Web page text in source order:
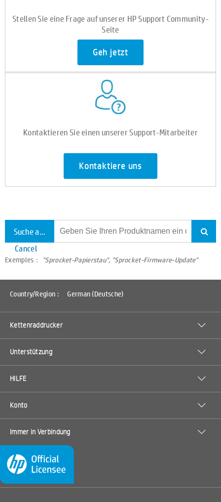
Stellen Sie eine Frage auf unserer HP Support Community-
Seite
Geh jetzt
Kontaktieren Sie einen unserer Support-Mitarbeiter
Kontaktiere uns
Suche alle Unterstützung
Cancel
Exemples： "Sprocket-Papierstau", "Sprocket-Firmware-Update"
Country/Region : German (Deutsche)
Kettenraddrucker
Unterstützung
HILFE
Konto
Immer in Verbindung